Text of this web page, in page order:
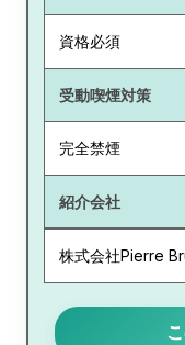
資格必須
受動喫煙対策
完全禁煙
紹介会社
株式会社Pierre